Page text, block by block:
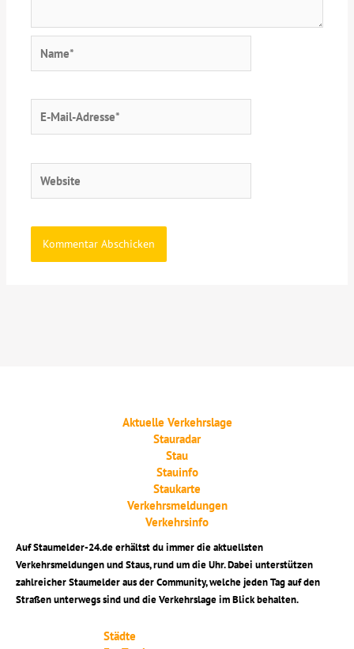
Mail-
Aktuelle Verkehrslage
Stauradar
Stau
Stauinfo
Staukarte
Verkehrsmeldungen
Verkehrsinfo
Auf Staumelder-24.de erhältst du immer die aktuellsten
Verkehrsmeldungen und Staus, rund um die Uhr. Dabei unterstützen
zahlreicher Staumelder aus der Community, welche jeden Tag auf den
Straßen unterwegs sind und die Verkehrslage im Blick behalten.
Städte